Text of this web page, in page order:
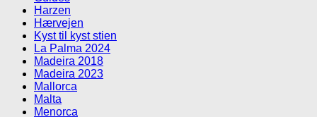
Harzen
Hærvejen
Kyst til kyst stien
La Palma 2024
Madeira 2018
Madeira 2023
Mallorca
Malta
Menorca